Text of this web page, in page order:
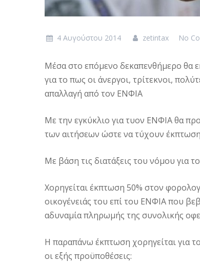
4 Αυγούστου 2014 zetintax No
Μέσα στο επόμενο δεκαπενθήμερο θα
για το πως οι άνεργοι, τρίτεκνοι,
απαλλαγή από τον ΕΝΦΙΑ
Με την εγκύκλιο για τυον ΕΝΦΙΑ θα
των αιτήσεων ώστε να τύχουν
Με βάση τις διατάξεις του νόμου για
Χορηγείται έκπτωση 50% στον
οικογένειάς του επί του ΕΝΦΙΑ που
αδυναμία πληρωμής της συνολικής
Η παραπάνω έκπτωση χορηγείται για
οι εξής προϋποθέσεις: